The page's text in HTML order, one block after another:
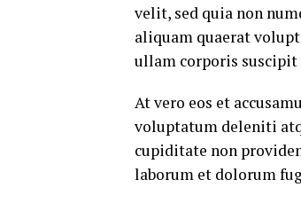
velit, sed quia non
aliquam quaerat
ullam corporis suscipit
At vero eos et
voluptatum deleniti
cupiditate non
laborum et dolorum